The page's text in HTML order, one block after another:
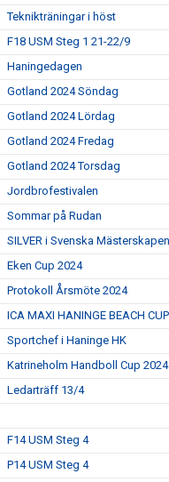
Teknikträningar i höst
F18 USM Steg 1 21-22/9
Haningedagen
Gotland 2024 Söndag
Gotland 2024 Lördag
Gotland 2024 Fredag
Gotland 2024 Torsdag
Jordbrofestivalen
Sommar på Rudan
SILVER i Svenska
Eken Cup 2024
Protokoll Årsmöte 2024
ICA MAXI HANINGE BEACH
Sportchef i Haninge HK
Katrineholm Handboll Cup 2024
Ledarträff 13/4
F14 USM Steg 4
P14 USM Steg 4